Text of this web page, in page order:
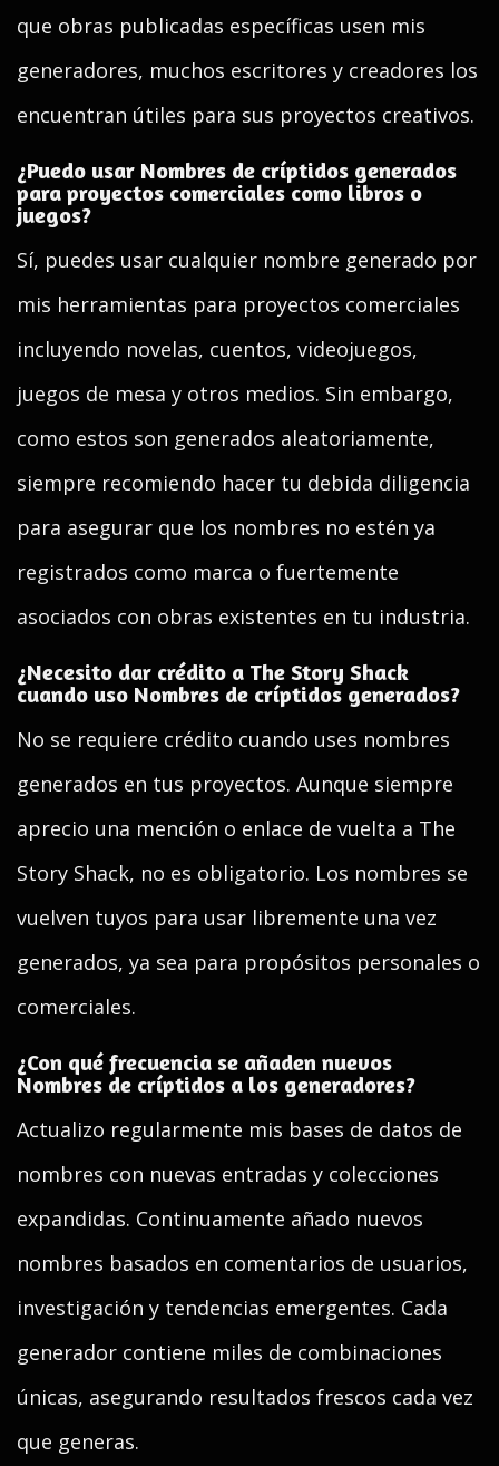
que obras publicadas específicas usen mis
generadores, muchos escritores y creadores los
encuentran útiles para sus proyectos creativos.
¿Puedo usar Nombres de críptidos generados
para proyectos comerciales como libros o
juegos?
Sí, puedes usar cualquier nombre generado por
mis herramientas para proyectos comerciales
incluyendo novelas, cuentos, videojuegos,
juegos de mesa y otros medios. Sin embargo,
como estos son generados aleatoriamente,
siempre recomiendo hacer tu debida diligencia
para asegurar que los nombres no estén ya
registrados como marca o fuertemente
asociados con obras existentes en tu industria.
¿Necesito dar crédito a The Story Shack
cuando uso Nombres de críptidos generados?
No se requiere crédito cuando uses nombres
generados en tus proyectos. Aunque siempre
aprecio una mención o enlace de vuelta a The
Story Shack, no es obligatorio. Los nombres se
vuelven tuyos para usar libremente una vez
generados, ya sea para propósitos personales o
comerciales.
¿Con qué frecuencia se añaden nuevos
Nombres de críptidos a los generadores?
Actualizo regularmente mis bases de datos de
nombres con nuevas entradas y colecciones
expandidas. Continuamente añado nuevos
nombres basados en comentarios de usuarios,
investigación y tendencias emergentes. Cada
generador contiene miles de combinaciones
únicas, asegurando resultados frescos cada vez
que generas.